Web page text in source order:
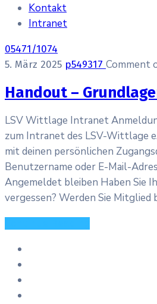
Kontakt
Intranet
05471/1074
5. März 2025 p549317 Comment
Handout –
LSV Wittlage Intranet
zum Intranet des LSV-Wittlage
mit deinen persönlichen
Benutzername oder E-Mail-
Angemeldet bleiben Haben Sie
vergessen? Werden Sie Mitglied